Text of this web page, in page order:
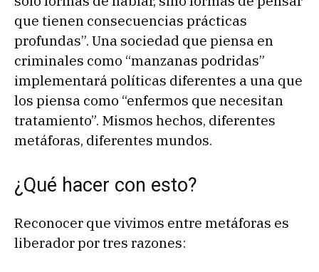
que tienen consecuencias prácticas
profundas”. Una sociedad que piensa en
criminales como “manzanas podridas”
implementará políticas diferentes a una que
los piensa como “enfermos que necesitan
tratamiento”. Mismos hechos, diferentes
metáforas, diferentes mundos.
¿Qué hacer con esto?
Reconocer que vivimos entre metáforas es
liberador por tres razones: